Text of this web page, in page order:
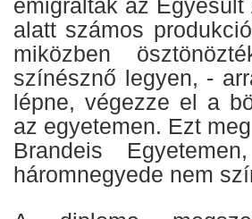
alatt számos
miközben
színésznő legyen, -
lépne, végezze el a
az egyetemen. Ezt
Brandeis
háromnegyede nem